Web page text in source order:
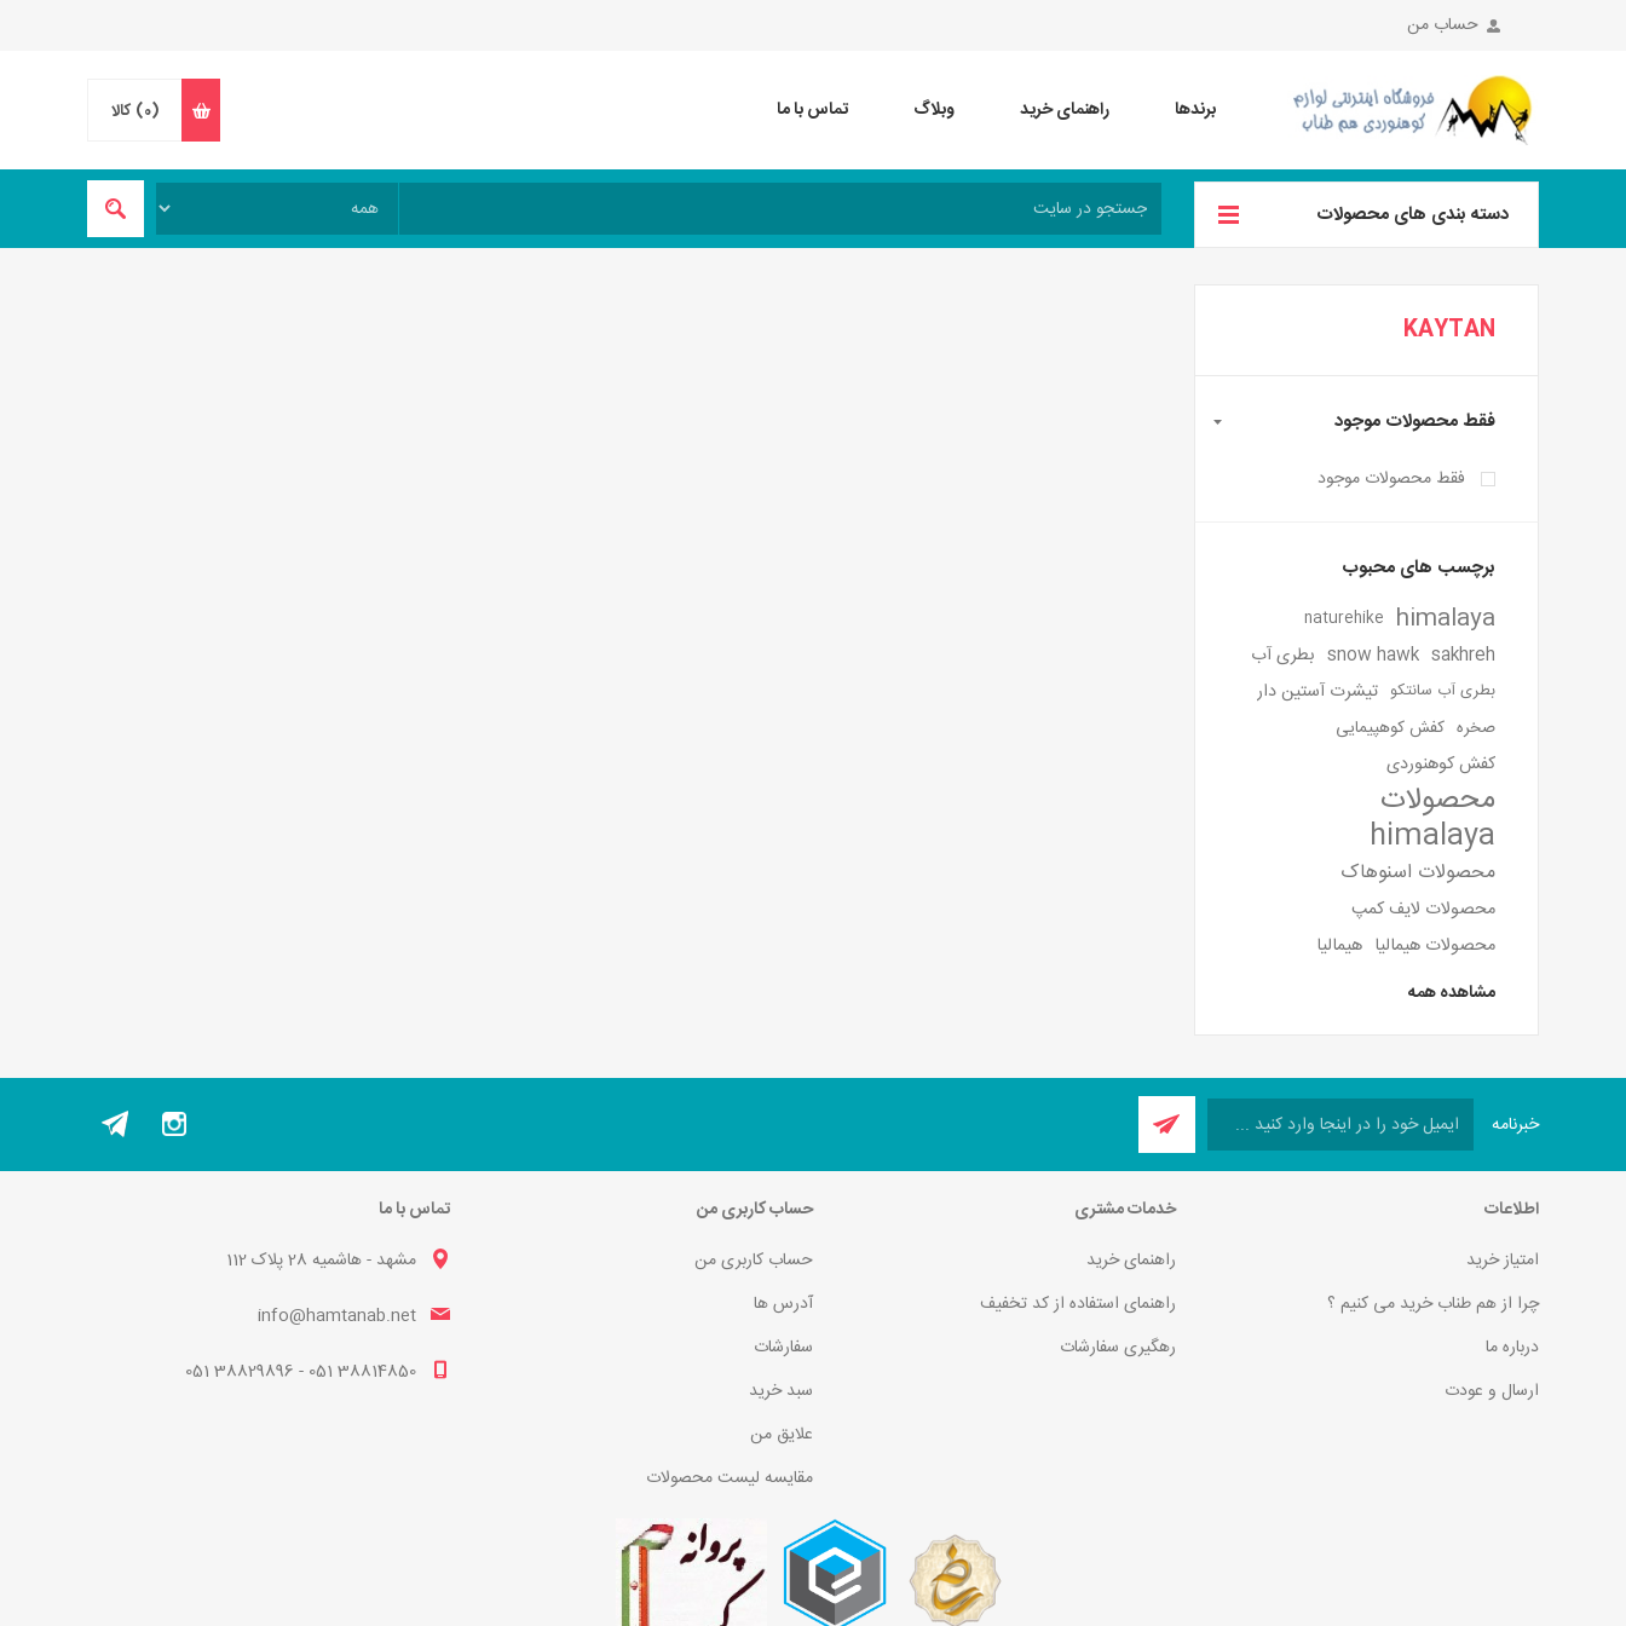
حساب من
برندها راهنمای خرید وبلاگ تماس با ما (0) کالا
دسته بندی های محصولات
KAYTAN
فقط محصولات موجود
فقط محصولات موجود
برچسب های محبوب
himalaya
naturehike
sakhreh
snow hawk بطری آب
بطری آب سانتکو تیشرت آستین دار
صخره کفش کوهپیمایی
کفش کوهنوردی
محصولات
himalaya
محصولات اسنوهاک
محصولات لایف کمپ
محصولات هیمالیا هیمالیا
مشاهده همه
خبرنامه
اطلاعات
امتیاز خرید
چرا از هم طناب خرید می کنیم ؟
درباره ما
ارسال و عودت
خدمات مشتری
راهنمای خرید
راهنمای استفاده از کد تخفیف
رهگیری سفارشات
حساب کاربری من
حساب کاربری من
آدرس ها
سفارشات
سبد خرید
علایق من
مقایسه لیست محصولات
تماس با ما
مشهد - هاشمیه 28 پلاک 112
info@hamtanab.net
38814850 051 - 38829896 051